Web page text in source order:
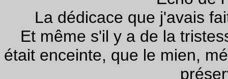
La dédicace que j'avais
Et même s'il y a de la
était enceinte, que le mien,